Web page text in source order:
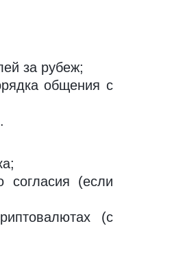
за рубеж;
общения с
согласия (если
(с